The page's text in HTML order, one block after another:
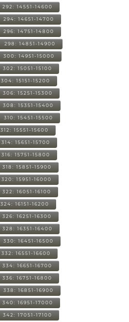
292: 14551-14600
294: 14651-14700
296: 14751-14800
298: 14851-14900
300: 14951-15000
302: 15051-15100
304: 15151-15200
306: 15251-15300
308: 15351-15400
310: 15451-15500
312: 15551-15600
314: 15651-15700
316: 15751-15800
318: 15851-15900
320: 15951-16000
322: 16051-16100
324: 16151-16200
326: 16251-16300
328: 16351-16400
330: 16451-16500
332: 16551-16600
334: 16651-16700
336: 16751-16800
338: 16851-16900
340: 16951-17000
342: 17051-17100